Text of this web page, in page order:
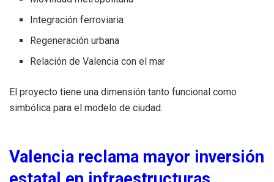
Integración ferroviaria
Regeneración urbana
Relación de Valencia con el mar
El proyecto tiene una dimensión tanto funcional como
simbólica para el modelo de ciudad.
Valencia reclama mayor inversión